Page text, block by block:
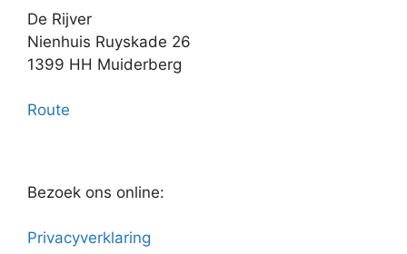
De Rijver
Nienhuis Ruyskade 26
1399 HH Muiderberg
Route
Bezoek ons online:
Privacyverklaring